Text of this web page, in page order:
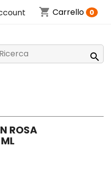
shopping_cart Carrello 0

ROSA